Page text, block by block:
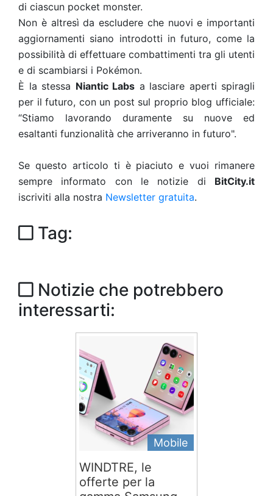
di ciascun pocket monster.
Non è altresì da escludere che nuovi e importanti
aggiornamenti siano introdotti in futuro, come la
possibilità di effettuare combattimenti tra gli utenti
e di scambiarsi i Pokémon.
È la stessa Niantic Labs a lasciare aperti spiragli
per il futuro, con un post sul proprio blog ufficiale:
“Stiamo lavorando duramente su nuove ed
esaltanti funzionalità che arriveranno in futuro".
Se questo articolo ti è piaciuto e vuoi rimanere
sempre informato con le notizie di BitCity.it
iscriviti alla nostra Newsletter gratuita.
Tag:
Notizie che potrebbero
interessarti:
Mobile
WINDTRE, le
offerte per la